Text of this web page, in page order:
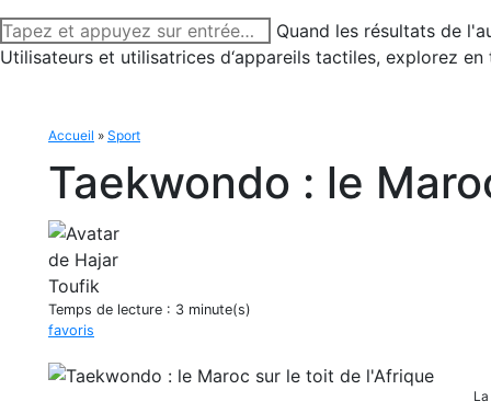
Recherche
:
Quand les résultats de
Utilisateurs et utilisatrices d‘appareils tactiles, explorez
Accueil » Sport
Taekwondo : le
Temps de lecture : 3 minute(s)
favoris